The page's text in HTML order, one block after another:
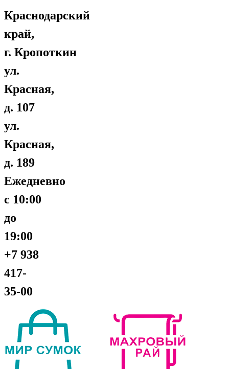
Краснодарский
край,
г. Кропоткин
ул.
Красная,
д. 107
ул.
Красная,
д. 189
Ежедневно
с 10:00
до
19:00
+7 938
417-
35-00